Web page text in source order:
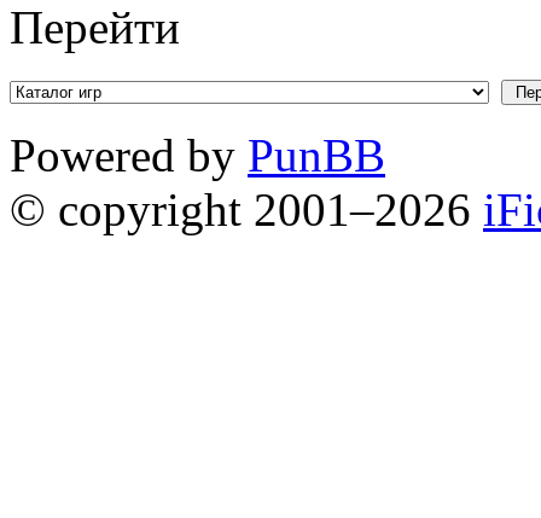
Перейти
Powered by PunBB
© copyright 2001–2026